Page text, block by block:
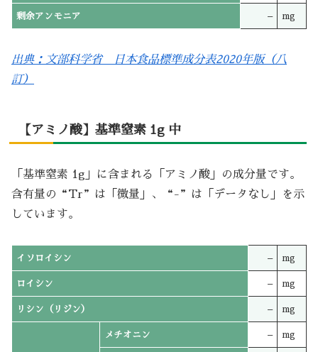
剰余アンモニア – mg
出典：文部科学省 日本食品標準成分表2020年版（八
訂）
【アミノ酸】基準窒素 1g 中
「基準窒素 1g」に含まれる「アミノ酸」の成分量です。
含有量の“Tr”は「微量」、“-”は「データなし」を示
しています。
イソロイシン – mg
ロイシン – mg
リシン（リジン） – mg
メチオニン – mg